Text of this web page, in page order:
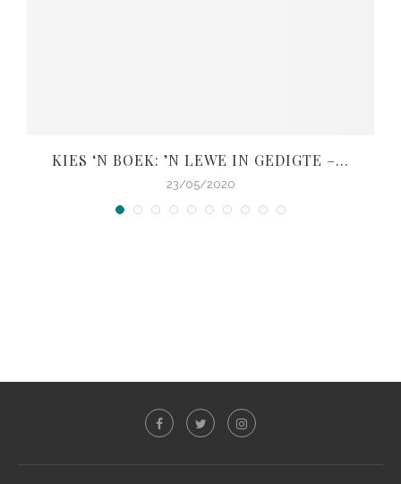
KIES ‘N BOEK: ’N LEWE IN GEDIGTE –...
23/05/2020